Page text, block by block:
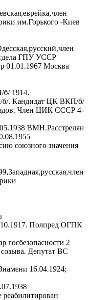
им.Горького -Киев
ГПУ УССР
01.01.1967 Москва
б/ 1914.
. Кандидат ЦК ВКП/б/
Член ЦИК СССР 4-
ВМН.Расстрелян
союзного значения
10.1917. Полпред ОГПК
2
Депутат ВС
16.04.1924;